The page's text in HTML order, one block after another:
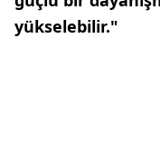
yükselebilir."